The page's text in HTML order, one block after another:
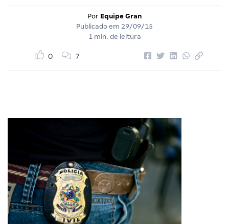
Por Equipe Gran
Publicado em 29/09/15
1 min. de leitura
0 7